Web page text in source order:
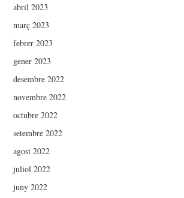
abril 2023
març 2023
febrer 2023
gener 2023
desembre 2022
novembre 2022
octubre 2022
setembre 2022
agost 2022
juliol 2022
juny 2022